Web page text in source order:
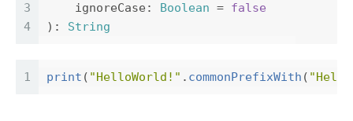
3
4
ignoreCase : Boolean = false
):
String
1 print ( "HelloWorld!" . commonPrefixWith (